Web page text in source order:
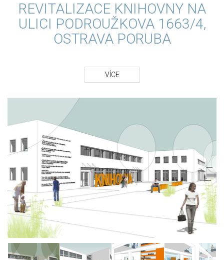
REVITALIZACE KNIHOVNY NA
ULICI PODROUŽKOVA 1663/4,
OSTRAVA PORUBA
VÍCE